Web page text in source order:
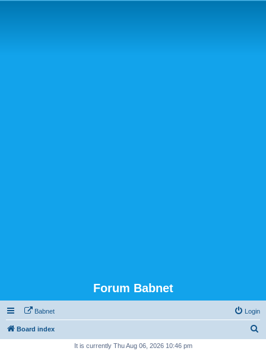
Forum Babnet
Babnet Login
Board index
It is currently Thu Aug 06, 2026 10:46 pm